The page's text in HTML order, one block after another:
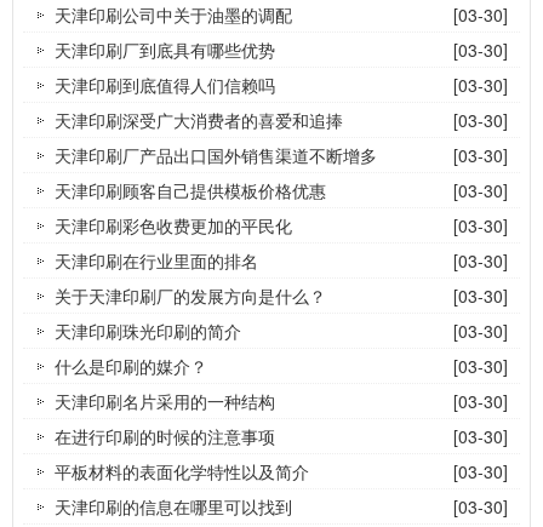
天津印刷公司中关于油墨的调配
[03-30]
天津印刷厂到底具有哪些优势
[03-30]
天津印刷到底值得人们信赖吗
[03-30]
天津印刷深受广大消费者的喜爱和追捧
[03-30]
天津印刷厂产品出口国外销售渠道不断增多
[03-30]
天津印刷顾客自己提供模板价格优惠
[03-30]
天津印刷彩色收费更加的平民化
[03-30]
天津印刷在行业里面的排名
[03-30]
关于天津印刷厂的发展方向是什么？
[03-30]
天津印刷珠光印刷的简介
[03-30]
什么是印刷的媒介？
[03-30]
天津印刷名片采用的一种结构
[03-30]
在进行印刷的时候的注意事项
[03-30]
平板材料的表面化学特性以及简介
[03-30]
天津印刷的信息在哪里可以找到
[03-30]